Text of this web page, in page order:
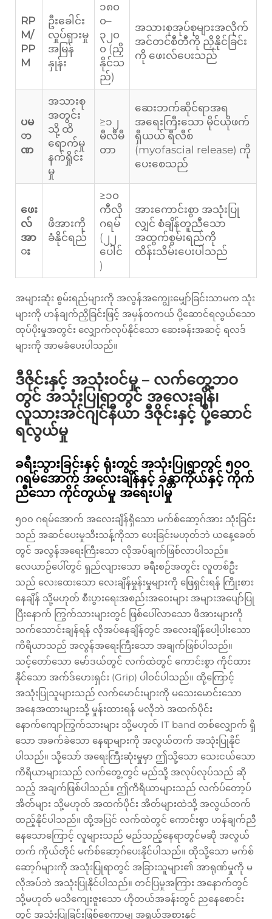
RP
M/
PP
M
ဦးခေါင်း
လှုပ်ရှားမှု
အမြန်
နှုန်း
၁၈၀
၀–
၃၂၀
၀ (ညှိ
နိုင်သ
ည်)
အသားစုအုပ်စုများအလိုက်
အင်တင်စီတီကို ညှိနိုင်ခြင်း
ကို ဖေးလ်ပေးသည်
ပမ
ာ
ဏ
အသားစု
အတွင်း
သို့ ထိ
ရောက်မှု
နက်ရှိုင်း
မှု
≥၁၂
မီလီမီ
တာ
ဆေးဘက်ဆိုင်ရာအရ
အရေးကြီးသော မိုင်ယိုဖက်
ရှီယယ် ရီလီစ်
(myofascial release) ကို
ပေးစေသည်
ဖေး
လ်
အာ
း
ဖိအားကို
ခံနိုင်ရည်
≥၁၀
ကီလို
ဂရမ်
(၂၂
ပေါင်
)
အားကောင်းစွာ အသုံးပြု
လျှင် စံချိန်တူညီသော
အထွက်စွမ်းရည်ကို
ထိန်းသိမ်းပေးပါသည်
အများဆုံး စွမ်းရည်များကို အလွန်အကျွေးမျှော်ခြင်းသာမက သုံး
များကို ဟန်ချက်ညှိခြင်းဖြင့် အမှန်တကယ် ပို့ဆောင်ရလွယ်သော
ထုပ်ပိုးမှုအတွင်း လျှောက်လုပ်နိုင်သော ဆေးခန်းအဆင့် ရလဒ်
များကို အာမခံပေးပါသည်။
ဒီဇိုင်းနှင့် အသုံးဝင်မှု – လက်တွေ့ဘဝ
တွင် အသုံးပြုရာတွင် အလေးချိန်၊
လူသားအင်ဂျင်နီယာ ဒီဇိုင်းနှင့် ပို့ဆောင်
ရလွယ်မှု
ခရီးသွားခြင်းနှင့် ရုံးတွင် အသုံးပြုရာတွင် ၅၀၀
ဂရမ်အောက် အလေးချိန်နှင့် ခန္တာကိုယ်နှင့် ကိုက်
ညီသော ကိုင်တွယ်မှု အရေးပါမှု
၅၀၀ ဂရမ်အောက် အလေးချိန်ရှိသော မက်စ်ဆော့ဂ်အား သုံးခြင်း
သည် အဆင်ပေးမှုသီးသန့်ကိုသာ ပေးခြင်းမဟုတ်ဘဲ ယနေ့ခေတ်
တွင် အလွန်အရေးကြီးသော လိုအပ်ချက်ဖြစ်လာပါသည်။
လေယာဉ်ပေါ်တွင် ရှည်လျားသော ခရီးစဉ်အတွင်း လူတစ်ဦး
သည် လေးထေးသော လေးချိန်မှုန်းမှုများကို ဖြေရှင်းရန် ကြိုးစား
နေချိန် သို့မဟုတ် စီးပွားရေးအစည်းအဝေးများ အများအပျော်ပြု
ပြီးနောက် ကြွက်သားများတွင် ဖြစ်ပေါ်လာသော ဖိအားများကို
သက်သောင်းချန်ရန် လိုအပ်နေချိန်တွင် အလေးချိန်ပေါ့ပါးသော
ကိရိယာသည် အလွန်အရေးကြီးသော အချက်ဖြစ်ပါသည်။
သင့်တော်သော မော်ဒယ်တွင် လက်ထဲတွင် ကောင်းစွာ ကိုင်ထား
နိုင်သော အက်ဒ်ဟေးရှင်း (Grip) ပါဝင်ပါသည်။ ထို့ကြောင့်
အသုံးပြုသူများသည် လက်မောင်းများကို မသေးမောင်းသော
အနေအထားများသို့ မှုန်းထားရန် မလိုဘဲ အထက်ပိုင်း
နောက်ကျောကြွက်သားများ သို့မဟုတ် IT band တစ်လျှောက် ရှိ
သော အခက်ခဲသော နေရာများကို အလွယ်တက် အသုံးပြုနိုင်
ပါသည်။ သို့သော် အရေးကြီးဆုံးမှုမှာ ဤသို့သော သေးငယ်သော
ကိရိယာများသည် လက်တွေ့တွင် မည်သို့ အလုပ်လုပ်သည် ဆို
သည့် အချက်ဖြစ်ပါသည်။ ဤကိရိယာများသည် လက်ပ်တော့ပ်
အိတ်များ သို့မဟုတ် အထက်ပိုင်း အိတ်များထဲသို့ အလွယ်တက်
ထည့်နိုင်ပါသည်။ ထို့အပြင် လက်ထဲတွင် ကောင်းစွာ ဟန်ချက်ညီ
နေသောကြောင့် လူများသည် မည်သည့်နေရာတွင်မဆို အလွယ်
တက် ကိုယ်တိုင် မက်စ်ဆော့ဂ်ပေးနိုင်ပါသည်။ ထိုသို့သော မက်စ်
ဆော့ဂ်များကို အသုံးပြုရာတွင် အခြားသူများ၏ အာရုဏ်မှုကို မ
လိုအပ်ဘဲ အသုံးပြုနိုင်ပါသည်။ တင်ပြမှုအကြား အနောက်တွင်
သို့မဟုတ် မသိကျေးဇူးသော ဟိုတယ်အခန်းတွင် ညနေစောင်း
တွင် အသုံးပြုခြင်းဖြစ်စေကာမျှ အရွယ်အစားနှင့်